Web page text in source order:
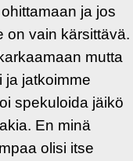
ja jos
on vain kärsittävä.
mutta
ja jatkoimme
spekuloida jäikö
En minä
olisi itse